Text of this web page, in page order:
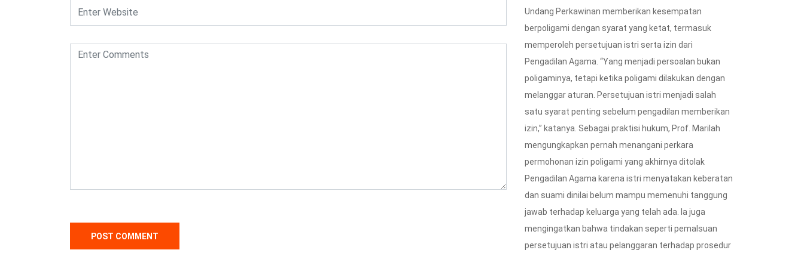
Undang Perkawinan memberikan kesempatan
berpoligami dengan syarat yang ketat, termasuk
memperoleh persetujuan istri serta izin dari
Pengadilan Agama. “Yang menjadi persoalan bukan
poligaminya, tetapi ketika poligami dilakukan dengan
melanggar aturan. Persetujuan istri menjadi salah
satu syarat penting sebelum pengadilan memberikan
izin,” katanya. Sebagai praktisi hukum, Prof. Marilah
mengungkapkan pernah menangani perkara
permohonan izin poligami yang akhirnya ditolak
Pengadilan Agama karena istri menyatakan keberatan
dan suami dinilai belum mampu memenuhi tanggung
jawab terhadap keluarga yang telah ada. Ia juga
mengingatkan bahwa tindakan seperti pemalsuan
persetujuan istri atau pelanggaran terhadap prosedur